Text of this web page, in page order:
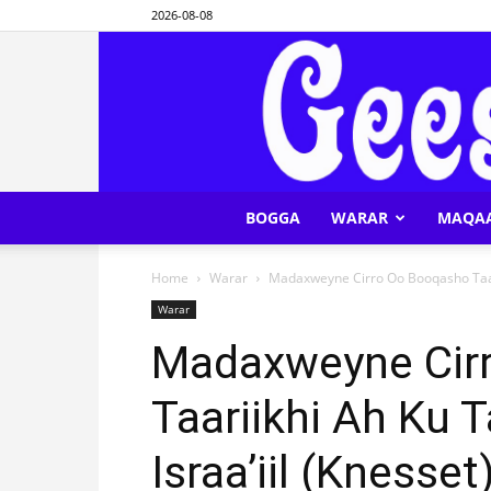
2026-08-08
BOGGA WARAR
Home Warar Madaxweyne Cirro Oo Booqasho
Warar
Madaxweyne
Taariikhi Ah Ku
Israa’iil